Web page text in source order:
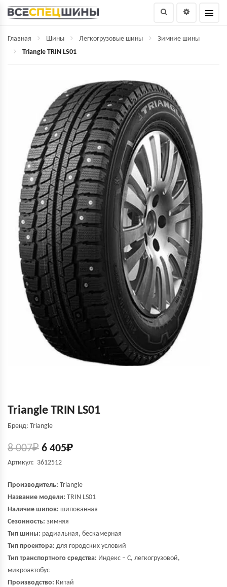
Главная Шины Легкогрузовые шины
Зимние шины
Triangle TRIN LS01
Triangle TRIN LS01
Бренд: Triangle
8 007₽ 6 405₽
Артикул: 3612512
Производитель: Triangle
Название модели: TRIN LS01
Наличие шипов: шипованная
Сезонность: зимняя
Тип шины: радиальная, бескамерная
Тип проектора: для городских условий
Тип транспортного средства: Индекс – С, легкогрузовой,
микроавтобус
Производство: Китай